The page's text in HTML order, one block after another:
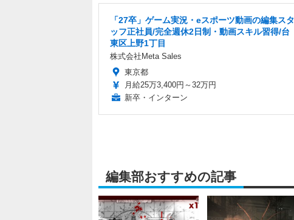
「27卒」ゲーム実況・eスポーツ動画の編集スタ
ッフ正社員/完全週休2日制・動画スキル習得/台
東区上野1丁目
株式会社Meta Sales
東京都
月給25万3,400円～32万円
新卒・インターン
編集部おすすめの記事